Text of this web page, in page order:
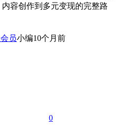
容创作到多元变现的完整路
小编10个月前
0